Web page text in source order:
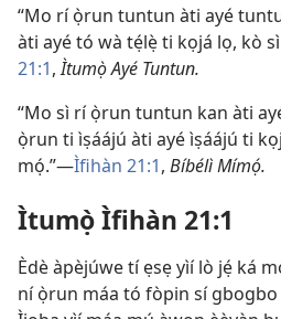
“Mo rí ọ̀run tuntun àti ayé
àti ayé tó wà tẹ́lẹ̀ ti kọjá lọ, kò
21:1,Ìtumọ̀ Ayé Tuntun.
“Mo sì rí ọ̀run tuntun kan àti
ọ̀run ti ìṣáájú àti ayé ìṣáájú ti
mọ́.”—Ìfihàn 21:1, Bíbélì Mímọ́.
Ìtumọ̀ Ìfihàn 21:1
Èdè àpèjúwe tí ẹsẹ yìí lò jẹ́ ká
ní ọ̀run máa tó fòpin sí gbogbo